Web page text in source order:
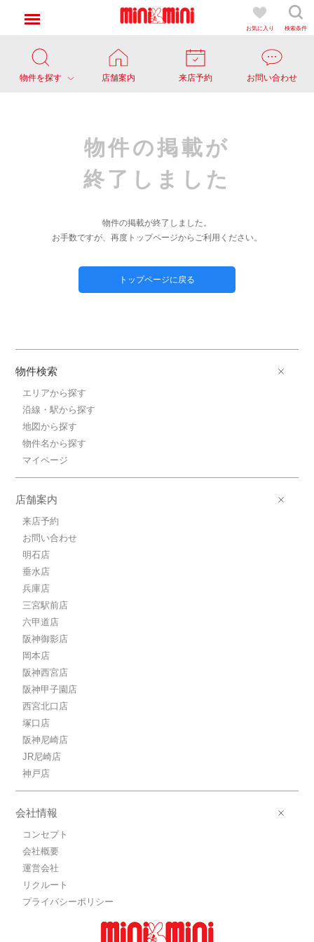
お気に入り 検索条件
物件を探す 店舗案内 来店予約 お問い合わせ
物件の掲載が
終了しました
物件の掲載が終了しました。
お手数ですが、再度トップページからご利用ください。
トップページに戻る
物件検索
エリアから探す
沿線・駅から探す
地図から探す
物件名から探す
マイページ
店舗案内
来店予約
お問い合わせ
明石店
垂水店
兵庫店
三宮駅前店
六甲道店
阪神御影店
岡本店
阪神西宮店
阪神甲子園店
西宮北口店
塚口店
阪神尼崎店
JR尼崎店
神戸店
会社情報
コンセプト
会社概要
運営会社
リクルート
プライバシーポリシー